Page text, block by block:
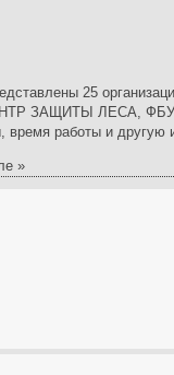
»
25
ЗАЩИТЫ ЛЕСА, ФБУ",
время работы и
учреждений Казани.
клиентов и